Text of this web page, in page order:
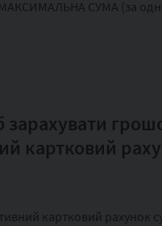
МАКСИМАЛЬНА СУМА (за
картковий
картковий рахунок